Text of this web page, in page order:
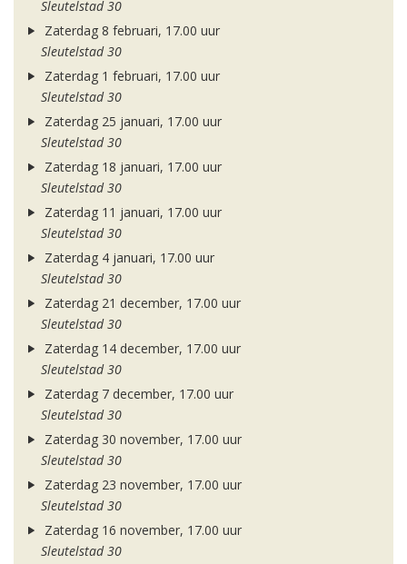
Sleutelstad 30
Zaterdag 8 februari, 17.00 uur
Sleutelstad 30
Zaterdag 1 februari, 17.00 uur
Sleutelstad 30
Zaterdag 25 januari, 17.00 uur
Sleutelstad 30
Zaterdag 18 januari, 17.00 uur
Sleutelstad 30
Zaterdag 11 januari, 17.00 uur
Sleutelstad 30
Zaterdag 4 januari, 17.00 uur
Sleutelstad 30
Zaterdag 21 december, 17.00 uur
Sleutelstad 30
Zaterdag 14 december, 17.00 uur
Sleutelstad 30
Zaterdag 7 december, 17.00 uur
Sleutelstad 30
Zaterdag 30 november, 17.00 uur
Sleutelstad 30
Zaterdag 23 november, 17.00 uur
Sleutelstad 30
Zaterdag 16 november, 17.00 uur
Sleutelstad 30